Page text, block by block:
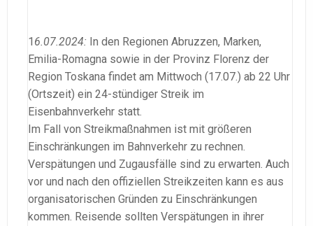
1 6.07.2024: In den Regionen Abruzzen, Marken,
Emilia-Romagna sowie in der Provinz Florenz der
Region Toskana findet am Mittwoch (17.07.) ab 22 Uhr
(Ortszeit) ein 24-stündiger Streik im
Eisenbahnverkehr statt.
Im Fall von Streikmaßnahmen ist mit größeren
Einschränkungen im Bahnverkehr zu rechnen.
Verspätungen und Zugausfälle sind zu erwarten. Auch
vor und nach den offiziellen Streikzeiten kann es aus
organisatorischen Gründen zu Einschränkungen
kommen. Reisende sollten Verspätungen in ihrer